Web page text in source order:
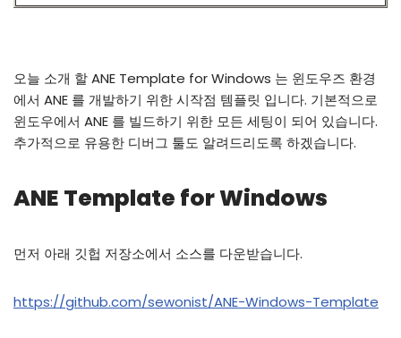
오늘 소개 할 ANE Template for Windows 는 윈도우즈 환경
에서 ANE 를 개발하기 위한 시작점 템플릿 입니다. 기본적으로
윈도우에서 ANE 를 빌드하기 위한 모든 세팅이 되어 있습니다.
추가적으로 유용한 디버그 툴도 알려드리도록 하겠습니다.
ANE Template for Windows
먼저 아래 깃헙 저장소에서 소스를 다운받습니다.
https://github.com/sewonist/ANE-Windows-Template